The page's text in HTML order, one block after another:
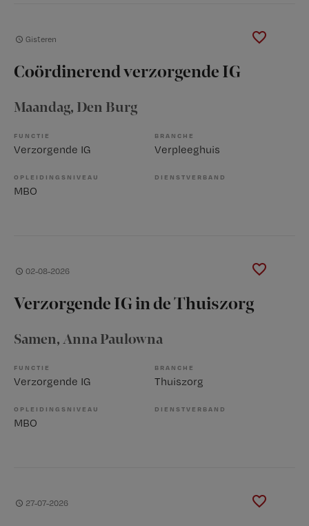
Gisteren
Coördinerend verzorgende IG
Maandag, Den Burg
FUNCTIE
Verzorgende IG
BRANCHE
Verpleeghuis
OPLEIDINGSNIVEAU
MBO
DIENSTVERBAND
02-08-2026
Verzorgende IG in de Thuiszorg
Samen, Anna Paulowna
FUNCTIE
Verzorgende IG
BRANCHE
Thuiszorg
OPLEIDINGSNIVEAU
MBO
DIENSTVERBAND
27-07-2026